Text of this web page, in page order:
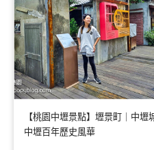
【桃園中壢景點】壢景町｜中
中壢百年歷史風華